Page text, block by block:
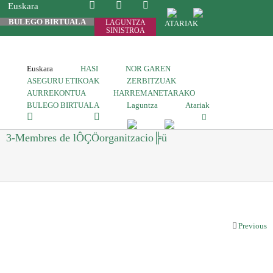
Euskara
BULEGO BIRTUALA
LAGUNTZA
SINISTROA
ATARIAK
Euskara HASI
NOR GAREN
ASEGURU ETIKOAK
ZERBITZUAK
AURREKONTUA
HARREMANETARAKO
BULEGO BIRTUALA
Laguntza Atariak
3-Membres de lÔÇÖorganitzacio╠ü
Previous